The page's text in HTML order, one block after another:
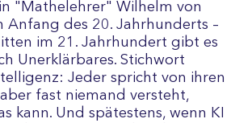
"Mathelehrer" Wilhelm von
Anfang des 20. Jahrhunderts –
im 21. Jahrhundert gibt es
Unerklärbares. Stichwort
Jeder spricht von ihren
fast niemand versteht,
kann. Und spätestens, wenn KI